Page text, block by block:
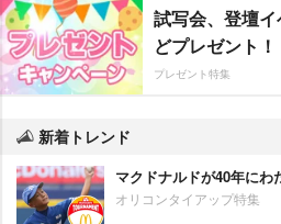
試写会、登壇
どプレゼント！
プレゼント特集
新着トレンド
マクドナルドが40年にわ
オリコンタイアップ特集